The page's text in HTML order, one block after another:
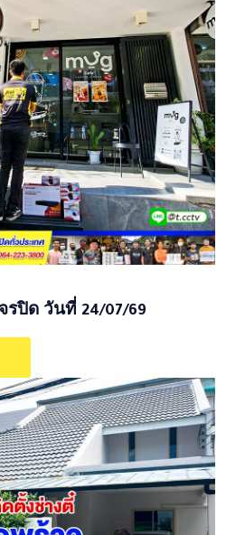
รปิด วันที่ 24/07/69